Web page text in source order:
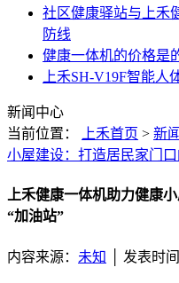
社区健康驿站与上禾
防线
健康一体机的价格是
上禾SH-V19F智能
新闻中心
当前位置：
上禾首页 > 新
小屋建设：打造居民家门
上禾健康一体机助力健康
“加油站”
内容来源： 未知 │ 发表时